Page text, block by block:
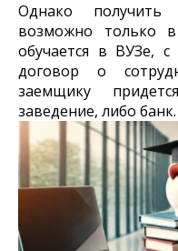
Однако
возможно только
обучается в ВУЗе,
договор о
заемщику
заведение, либо банк.